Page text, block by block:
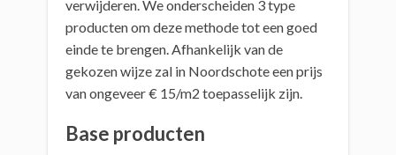
verwijderen. We onderscheiden 3 type
producten om deze methode tot een goed
einde te brengen. Afhankelijk van de
gekozen wijze zal in Noordschote een prijs
van ongeveer € 15/m2 toepasselijk zijn.
Base producten